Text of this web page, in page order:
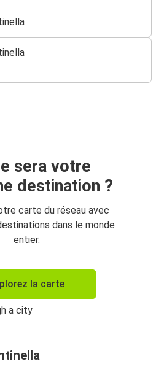
sera votre
destination ?
carte du réseau avec
dans le monde
entier.
la carte